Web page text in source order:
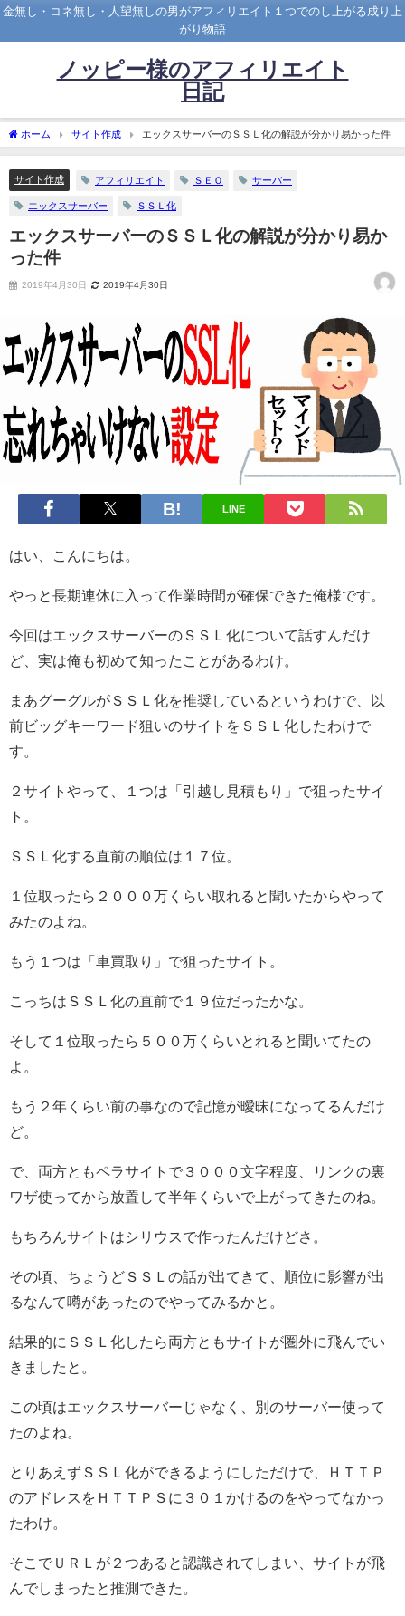
金無し・コネ無し・人望無しの男がアフィリエイト１つでのし上がる成り上
がり物語
ノッピー様のアフィリエイト
日記
ホーム サイト作成 エックスサーバーのＳＳＬ化の解説が分かり易かった件
サイト作成 アフィリエイト ＳＥＯ サーバー
エックスサーバー ＳＳＬ化
エックスサーバーのＳＳＬ化の解説が分かり易か
った件
2019年4月30日 2019年4月30日
LINE
はい、こんにちは。
やっと長期連休に入って作業時間が確保できた俺様です。
今回はエックスサーバーのＳＳＬ化について話すんだけ
ど、実は俺も初めて知ったことがあるわけ。
まあグーグルがＳＳＬ化を推奨しているというわけで、以
前ビッグキーワード狙いのサイトをＳＳＬ化したわけで
す。
２サイトやって、１つは「引越し見積もり」で狙ったサイ
ト。
ＳＳＬ化する直前の順位は１７位。
１位取ったら２０００万くらい取れると聞いたからやって
みたのよね。
もう１つは「車買取り」で狙ったサイト。
こっちはＳＳＬ化の直前で１９位だったかな。
そして１位取ったら５００万くらいとれると聞いてたの
よ。
もう２年くらい前の事なので記憶が曖昧になってるんだけ
ど。
で、両方ともペラサイトで３０００文字程度、リンクの裏
ワザ使ってから放置して半年くらいで上がってきたのね。
もちろんサイトはシリウスで作ったんだけどさ。
その頃、ちょうどＳＳＬの話が出てきて、順位に影響が出
るなんて噂があったのでやってみるかと。
結果的にＳＳＬ化したら両方ともサイトが圏外に飛んでい
きましたと。
この頃はエックスサーバーじゃなく、別のサーバー使って
たのよね。
とりあえずＳＳＬ化ができるようにしただけで、ＨＴＴＰ
のアドレスをＨＴＴＰＳに３０１かけるのをやってなかっ
たわけ。
そこでＵＲＬが２つあると認識されてしまい、サイトが飛
んでしまったと推測できた。